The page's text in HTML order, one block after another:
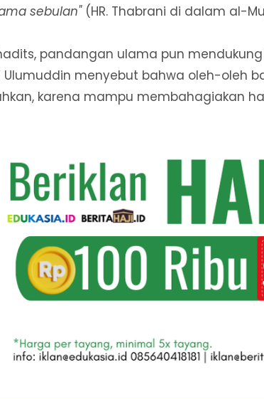
sebulan"(HR. Thabrani di dalam al-
pandangan ulama pun
Ulumuddin menyebut bahwa oleh-oleh
karena mampu membahagiakan